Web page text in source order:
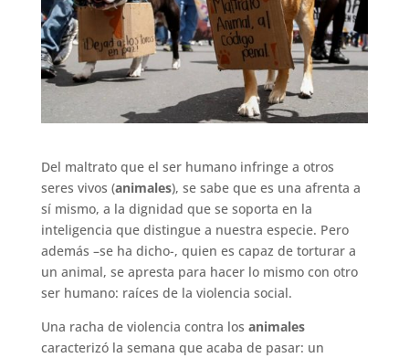
Del maltrato que el ser humano infringe a otros
seres vivos (animales), se sabe que es una afrenta a
sí mismo, a la dignidad que se soporta en la
inteligencia que distingue a nuestra especie. Pero
además –se ha dicho-, quien es capaz de torturar a
un animal, se apresta para hacer lo mismo con otro
ser humano: raíces de la violencia social.
Una racha de violencia contra los animales
caracterizó la semana que acaba de pasar: un